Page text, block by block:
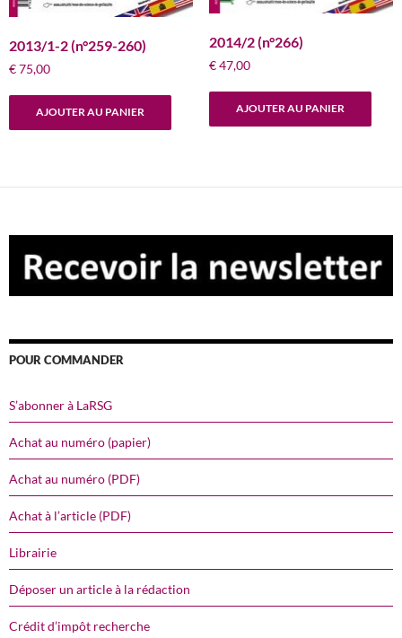
2013/1-2 (n°259-260)
€75,00
AJOUTER AU PANIER
2014/2 (n°266)
€47,00
AJOUTER AU PANIER
POUR COMMANDER
S’abonner à LaRSG
Achat au numéro (papier)
Achat au numéro (PDF)
Achat à l’article (PDF)
Librairie
Déposer un article à la rédaction
Crédit d’impôt recherche